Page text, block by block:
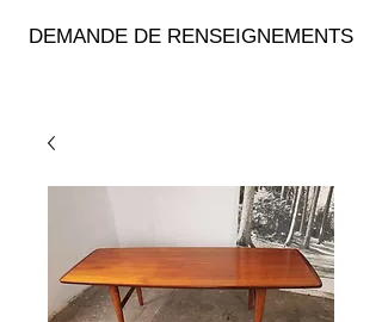
DEMANDE DE RENSEIGNEMENTS